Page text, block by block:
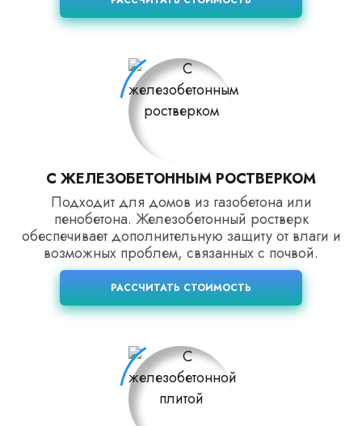
С ЖЕЛЕЗОБЕТОННЫМ РОСТВЕРКОМ
Подходит для домов из газобетона или
пенобетона. Железобетонный ростверк
обеспечивает дополнительную защиту от влаги и
возможных проблем, связанных с почвой.
РАССЧИТАТЬ СТОИМОСТЬ